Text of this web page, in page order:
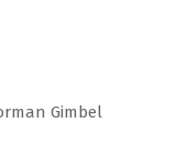
Gimbel